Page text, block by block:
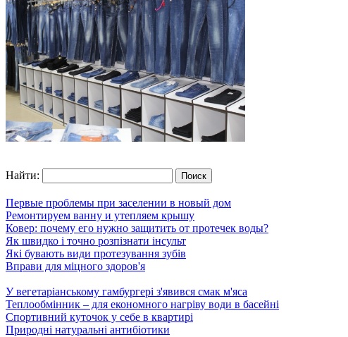
Найти:
Первые проблемы при заселении в новый дом
Ремонтируем ванну и утепляем крышу
Ковер: почему его нужно защитить от протечек воды?
Як швидко і точно розпізнати інсульт
Які бувають види протезування зубів
Вправи для міцного здоров'я
У вегетаріанському гамбургері з'явився смак м'яса
Теплообмінник – для економного нагріву води в басейні
Спортивний куточок у себе в квартирі
Природні натуральні антибіотики